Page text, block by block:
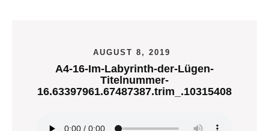
AUGUST 8, 2019
A4-16-Im-Labyrinth-der-Lügen-
Titelnummer-
16.63397961.67487387.trim_.10315408